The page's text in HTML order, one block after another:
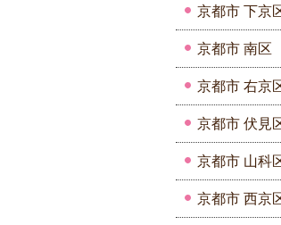
京都市 下京
京都市 南区
京都市 右京
京都市 伏見
京都市 山科
京都市 西京